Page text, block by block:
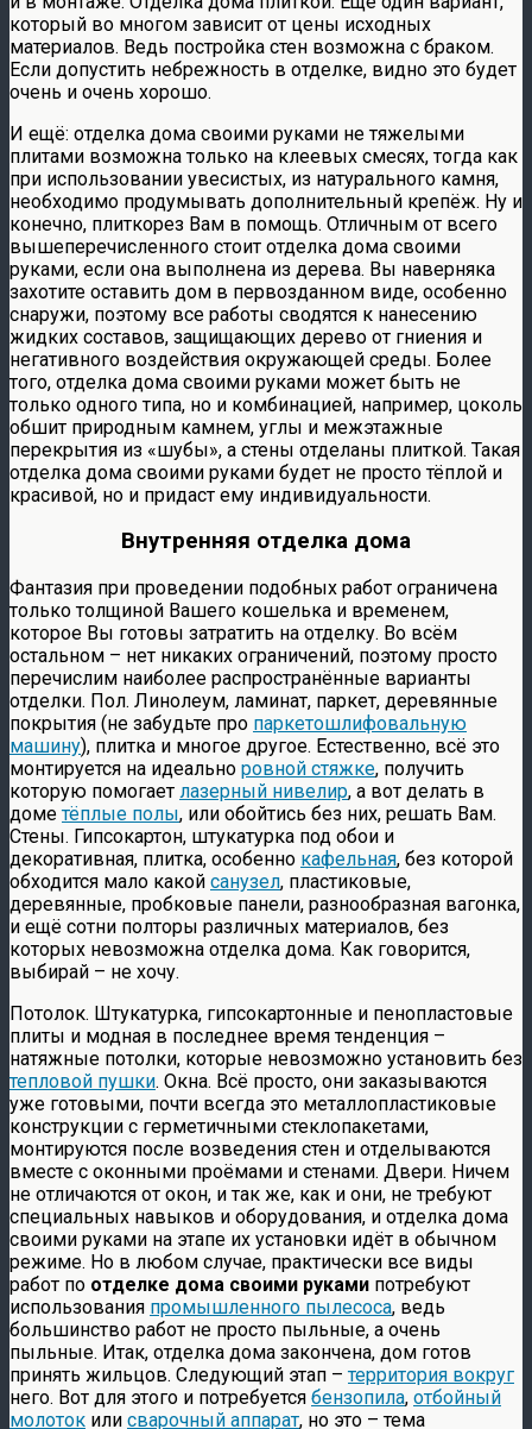
который во многом зависит от цены исходных
материалов. Ведь постройка стен возможна с браком.
Если допустить небрежность в отделке, видно это будет
очень и очень хорошо.
И ещё: отделка дома своими руками не тяжелыми
плитами возможна только на клеевых смесях, тогда как
при использовании увесистых, из натурального камня,
необходимо продумывать дополнительный крепёж. Ну и
конечно, плиткорез Вам в помощь. Отличным от всего
вышеперечисленного стоит отделка дома своими
руками, если она выполнена из дерева. Вы наверняка
захотите оставить дом в первозданном виде, особенно
снаружи, поэтому все работы сводятся к нанесению
жидких составов, защищающих дерево от гниения и
негативного воздействия окружающей среды. Более
того, отделка дома своими руками может быть не
только одного типа, но и комбинацией, например, цоколь
обшит природным камнем, углы и межэтажные
перекрытия из «шубы», а стены отделаны плиткой. Такая
отделка дома своими руками будет не просто тёплой и
красивой, но и придаст ему индивидуальности.
Внутренняя отделка дома
Фантазия при проведении подобных работ ограничена
только толщиной Вашего кошелька и временем,
которое Вы готовы затратить на отделку. Во всём
остальном – нет никаких ограничений, поэтому просто
перечислим наиболее распространённые варианты
отделки. Пол. Линолеум, ламинат, паркет, деревянные
покрытия (не забудьте про паркетошлифовальную
машину), плитка и многое другое. Естественно, всё это
монтируется на идеально ровной стяжке, получить
которую помогает лазерный нивелир, а вот делать в
дометёплые полы, или обойтись без них, решать Вам.
Стены. Гипсокартон, штукатурка под обои и
декоративная, плитка, особенно кафельная, без которой
обходится мало какой санузел, пластиковые,
деревянные, пробковые панели, разнообразная вагонка,
и ещё сотни полторы различных материалов, без
которых невозможна отделка дома. Как говорится,
выбирай – не хочу.
Потолок. Штукатурка, гипсокартонные и пенопластовые
плиты и модная в последнее время тенденция –
натяжные потолки, которые невозможно установить без
тепловой пушки. Окна. Всё просто, они заказываются
уже готовыми, почти всегда это металлопластиковые
конструкции с герметичными стеклопакетами,
монтируются после возведения стен и отделываются
вместе с оконными проёмами и стенами. Двери. Ничем
не отличаются от окон, и так же, как и они, не требуют
специальных навыков и оборудования, и отделка дома
своими руками на этапе их установки идёт в обычном
режиме. Но в любом случае, практически все виды
работ по отделке дома своими руками потребуют
использования промышленного пылесоса, ведь
большинство работ не просто пыльные, а очень
пыльные. Итак, отделка дома закончена, дом готов
принять жильцов. Следующий этап –территория вокруг
него. Вот для этого и потребуется бензопила, отбойный
молоток или сварочный аппарат, но это – тема